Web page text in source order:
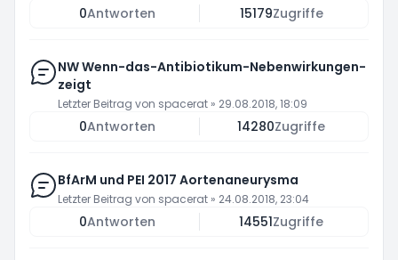
0Antworten 15179Zugriffe
NW Wenn-das-Antibiotikum-Nebenwirkungen-
zeigt
Letzter Beitrag von spacerat » 29.08.2018, 18:09
0Antworten 14280Zugriffe
BfArM und PEI 2017 Aortenaneurysma
Letzter Beitrag von spacerat » 24.08.2018, 23:04
0Antworten 14551Zugriffe